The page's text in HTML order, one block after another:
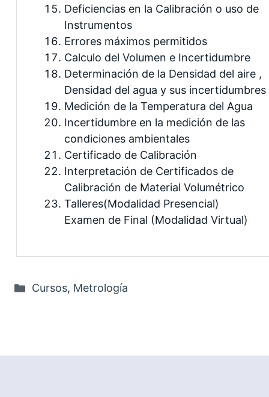
Deficiencias en la Calibración o uso de
Instrumentos
Errores máximos permitidos
Calculo del Volumen e Incertidumbre
Determinación de la Densidad del aire ,
Densidad del agua y sus incertidumbres
Medición de la Temperatura del Agua
Incertidumbre en la medición de las
condiciones ambientales
Certificado de Calibración
Interpretación de Certificados de
Calibración de Material Volumétrico
Talleres(Modalidad Presencial)
Examen de Final (Modalidad Virtual)
Categorías
Cursos, Metrología